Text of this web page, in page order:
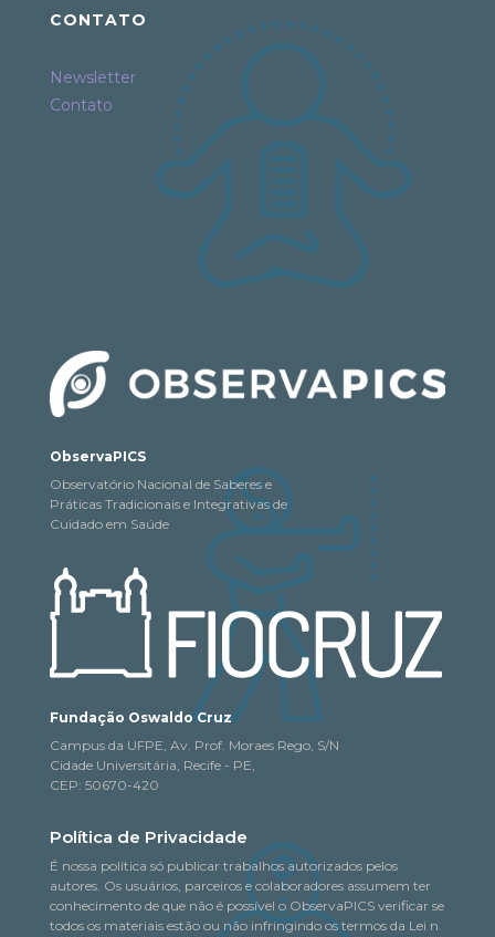
CONTATO
Newsletter
Contato
ObservaPICS
Observatório Nacional de Saberes e
Práticas Tradicionais e Integrativas de
Cuidado em Saúde
Fundação Oswaldo Cruz
Campus da UFPE, Av. Prof. Moraes Rego, S/N
Cidade Universitária, Recife - PE,
CEP: 50670-420
Política de Privacidade
É nossa política só publicar trabalhos autorizados pelos
autores. Os usuários, parceiros e colaboradores assumem ter
conhecimento de que não é possível o ObservaPICS verificar se
todos os materiais estão ou não infringindo os termos da Lei n.